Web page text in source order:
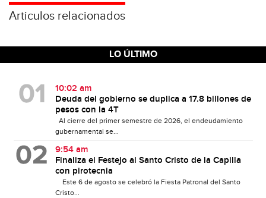
Articulos relacionados
LO ÚLTIMO
10:02 am
Deuda del gobierno se duplica a 17.8 billones de
pesos con la 4T
Al cierre del primer semestre de 2026, el endeudamiento
gubernamental se...
9:54 am
Finaliza el Festejo al Santo Cristo de la Capilla
con pirotecnia
Este 6 de agosto se celebró la Fiesta Patronal del Santo
Cristo...